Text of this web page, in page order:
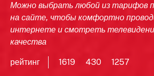
Можно выбрать любой из тарифов
на сайте, чтобы комфортно
интернете и смотреть
качества
рейтинг 1619 430 1257